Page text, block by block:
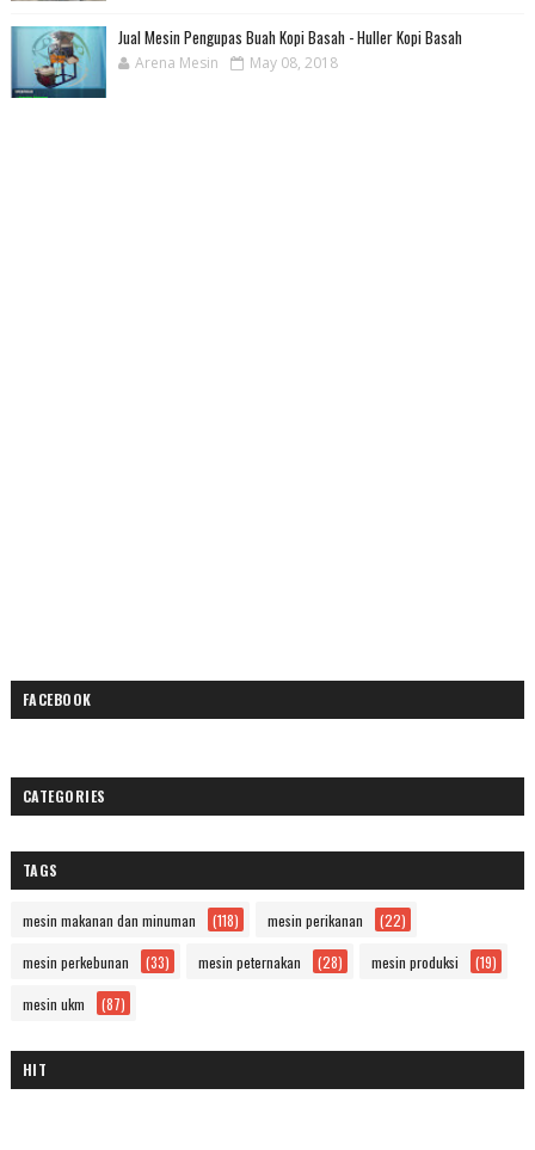
Jual Mesin Pengupas Buah Kopi Basah - Huller Kopi Basah
Arena Mesin May 08, 2018
FACEBOOK
CATEGORIES
TAGS
mesin makanan dan minuman (118) mesin perikanan (22)
mesin perkebunan (33) mesin peternakan (28) mesin produksi (19)
mesin ukm (87)
HIT